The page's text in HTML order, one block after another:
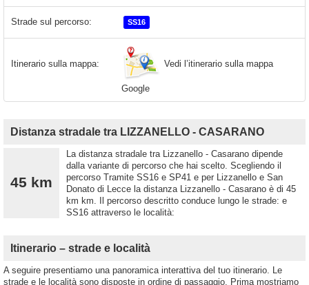
Strade sul percorso: SS16
Itinerario sulla mappa: Vedi l’itinerario sulla mappa
Google
Distanza stradale tra LIZZANELLO - CASARANO
45 km
La distanza stradale tra Lizzanello - Casarano dipende
dalla variante di percorso che hai scelto. Scegliendo il
percorso Tramite SS16 e SP41 e per Lizzanello e San
Donato di Lecce la distanza Lizzanello - Casarano è di 45
km km. Il percorso descritto conduce lungo le strade: e
SS16 attraverso le località:
Itinerario – strade e località
A seguire presentiamo una panoramica interattiva del tuo itinerario. Le
strade e le località sono disposte in ordine di passaggio. Prima mostriamo